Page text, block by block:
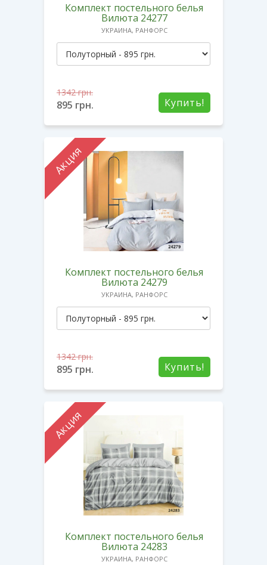
Комплект постельного белья
Вилюта 24277
УКРАИНА, РАНФОРС
Купить!
1342грн.
895 грн.
Акция
Комплект постельного белья
Вилюта 24279
УКРАИНА, РАНФОРС
Купить!
1342грн.
895 грн.
Акция
Комплект постельного белья
Вилюта 24283
УКРАИНА, РАНФОРС